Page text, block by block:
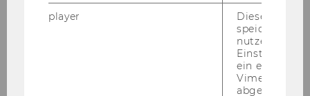
player
Dieses Cookie
speichert
ein
Vimeo-Video
abgespielt